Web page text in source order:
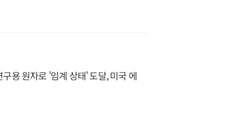
용 원자로 '임계 상태' 도달, 미국 에